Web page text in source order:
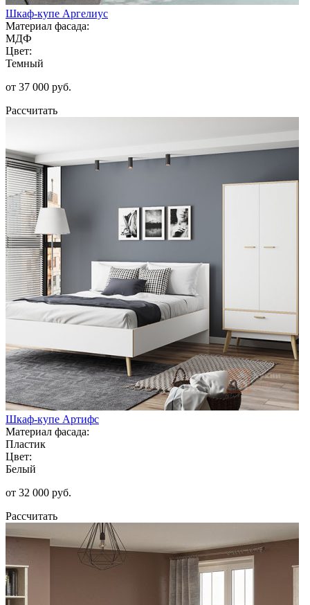
Шкаф-купе Аргелиус
Материал фасада:
МДФ
Цвет:
Темный
от 37 000 руб.
Рассчитать
Шкаф-купе Артифс
Материал фасада:
Пластик
Цвет:
Белый
от 32 000 руб.
Рассчитать